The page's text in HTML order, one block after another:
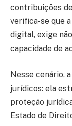
contribuições
verifica-se que
digital, exige
capacidade de
Nesse cenário,
jurídicos: ela
proteção
Estado de